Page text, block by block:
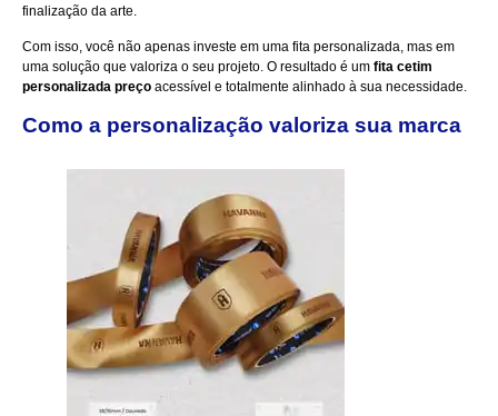
finalização da arte.
Com isso, você não apenas investe em uma fita personalizada, mas em
uma solução que valoriza o seu projeto. O resultado é um fita cetim
personalizada preço acessível e totalmente alinhado à sua necessidade.
Como a personalização valoriza sua marca